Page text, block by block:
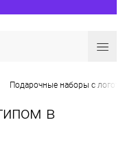
Подарочные наборы с
в